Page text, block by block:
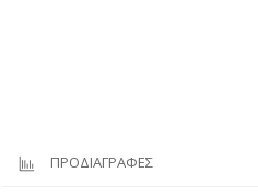
ΠΡΟΔΙΑΓΡΑΦΕΣ